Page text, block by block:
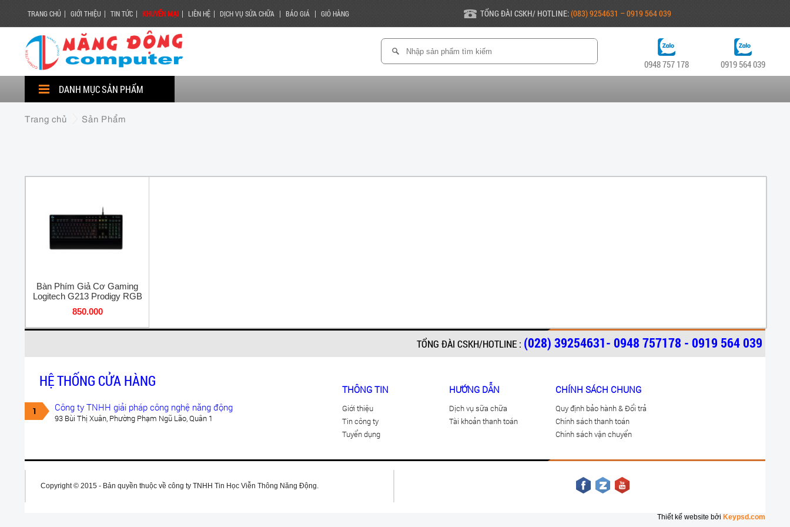
TRANG CHỦ | GIỚI THIỆU | TIN TỨC | KHUYẾN MẠI | LIÊN HỆ | DỊCH VỤ SỬA CHỮA | BÁO GIÁ | GIỎ HÀNG TỔNG ĐÀI CSKH/ HOTLINE:(083) 9254631 – 0919 564 039
0948 757 178 0919 564 039
DANH MỤC SẢN PHẨM
Trang chủ Sản Phẩm
Bàn Phím Giả Cơ Gaming
Logitech G213 Prodigy RGB
850.000
TỔNG ĐÀI CSKH/HOTLINE : (028) 39254631- 0948 757178 - 0919 564 039
HỆ THỐNG CỬA HÀNG
1 Công ty TNHH giải pháp công nghệ năng động
93 Bùi Thị Xuân, Phường Phạm Ngũ Lão, Quân 1
THÔNG TIN
Giới thiệu
Tin công ty
Tuyển dụng
HƯỚNG DẪN
Dịch vụ sữa chữa
Tài khoản thanh toán
CHÍNH SÁCH CHUNG
Quy định bảo hành & Đổi trả
Chính sách thanh toán
Chính sách vận chuyển
Copyright © 2015 - Bản quyền thuộc về công ty TNHH Tin Học Viễn Thông Năng Động.
Thiết kế website bởi Keypsd.com